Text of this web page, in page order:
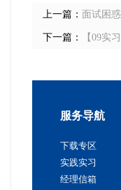
上一篇： 面试困
下一篇： 【09实
服务导航
下载专区
实践实习
经理信箱